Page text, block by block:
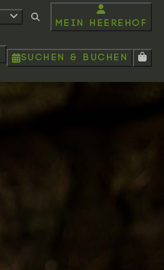
Mein Heerehof
Suchen & Buchen